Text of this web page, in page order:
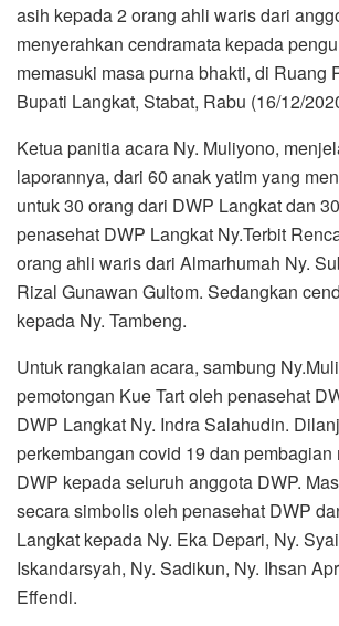
asih kepada 2 orang ahli waris dari
menyerahkan cendramata kepada
memasuki masa purna bhakti, di Ruang
Bupati Langkat, Stabat, Rabu (16/12/
Ketua panitia acara Ny. Muliyono,
laporannya, dari 60 anak yatim yang
untuk 30 orang dari DWP Langkat dan
penasehat DWP Langkat Ny.Terbit
orang ahli waris dari Almarhumah Ny.
Rizal Gunawan Gultom. Sedangkan
kepada Ny. Tambeng.
Untuk rangkaian acara, sambung
pemotongan Kue Tart oleh penasehat
DWP Langkat Ny. Indra Salahudin.
perkembangan covid 19 dan pembagian
DWP kepada seluruh anggota DWP.
secara simbolis oleh penasehat DWP
Langkat kepada Ny. Eka Depari, Ny.
Iskandarsyah, Ny. Sadikun, Ny. Ihsan
Effendi.